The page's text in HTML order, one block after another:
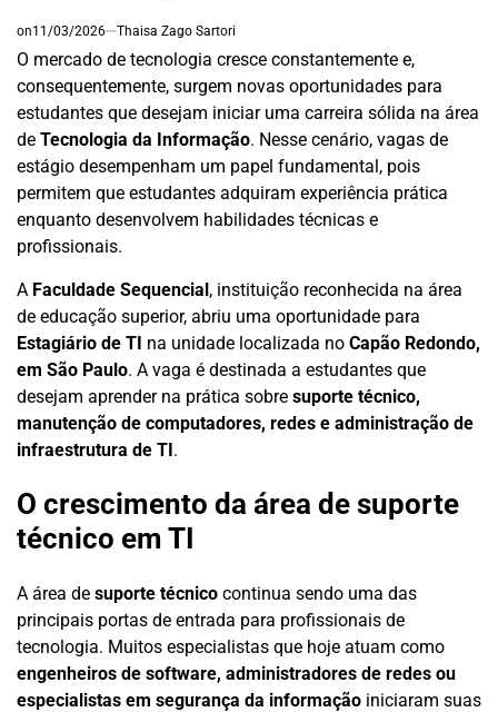
on11/03/2026 Thaisa Zago Sartori
O mercado de tecnologia cresce constantemente e,
consequentemente, surgem novas oportunidades para
estudantes que desejam iniciar uma carreira sólida na área
de Tecnologia da Informação. Nesse cenário, vagas de
estágio desempenham um papel fundamental, pois
permitem que estudantes adquiram experiência prática
enquanto desenvolvem habilidades técnicas e
profissionais.
A Faculdade Sequencial, instituição reconhecida na área
de educação superior, abriu uma oportunidade para
Estagiário de TI na unidade localizada no Capão Redondo,
em São Paulo. A vaga é destinada a estudantes que
desejam aprender na prática sobre suporte técnico,
manutenção de computadores, redes e administração de
infraestrutura de TI.
O crescimento da área de suporte
técnico em TI
A área de suporte técnico continua sendo uma das
principais portas de entrada para profissionais de
tecnologia. Muitos especialistas que hoje atuam como
engenheiros de software, administradores de redes ou
especialistas em segurança da informação iniciaram suas